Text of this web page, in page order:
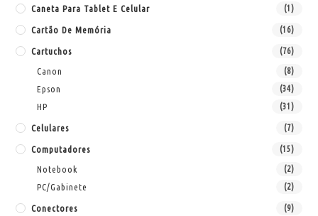
Caneta Para Tablet E Celular (1)
Cartão De Memória (16)
Cartuchos (76)
Canon (8)
Epson (34)
HP (31)
Celulares (7)
Computadores (15)
Notebook (2)
PC/Gabinete (2)
Conectores (9)